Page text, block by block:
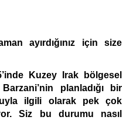
ayırdığınız için size
Kuzey Irak bölgesel
planladığı bir
ilgili olarak pek çok
Siz bu durumu nasıl